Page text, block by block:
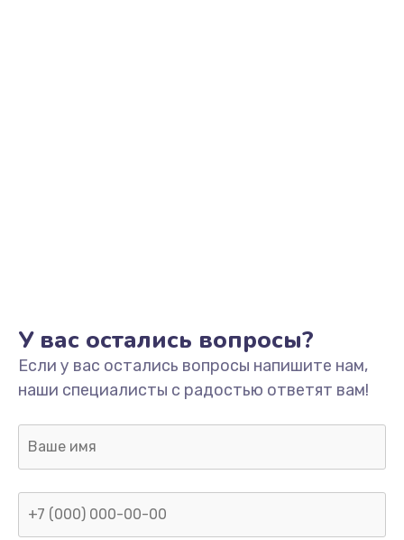
2300 руб.
Заказать
Полный ремонт заварочного блока
У вас остались вопросы?
Если у вас остались вопросы напишите нам,
наши специалисты с радостью ответят вам!